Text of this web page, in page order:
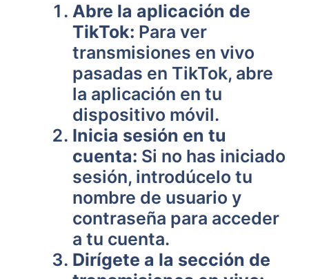
Abre la aplicación de
TikTok: Para ver
transmisiones en vivo
pasadas en TikTok, abre
la aplicación en tu
dispositivo móvil.
Inicia sesión en tu
cuenta: Si no has iniciado
sesión, introdúcelo tu
nombre de usuario y
contraseña para acceder
a tu cuenta.
Dirígete a la sección de